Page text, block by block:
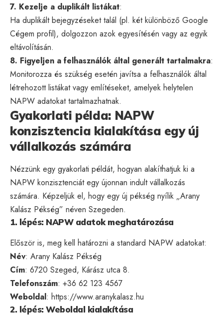
7. Kezelje a duplikált listákat:
Ha duplikált bejegyzéseket talál (pl. két különböző Google
Cégem profil), dolgozzon azok egyesítésén vagy az egyik
eltávolításán.
8. Figyeljen a felhasználók által generált tartalmakra:
Monitorozza és szükség esetén javítsa a felhasználók által
létrehozott listákat vagy említéseket, amelyek helytelen
NAPW adatokat tartalmazhatnak.
Gyakorlati példa: NAPW
konzisztencia kialakítása egy új
vállalkozás számára
Nézzünk egy gyakorlati példát, hogyan alakíthatjuk ki a
NAPW konzisztenciát egy újonnan indult vállalkozás
számára. Képzeljük el, hogy egy új pékség nyílik „Arany
Kalász Pékség” néven Szegeden.
1. lépés: NAPW adatok meghatározása
Először is, meg kell határozni a standard NAPW adatokat:
Név: Arany Kalász Pékség
Cím: 6720 Szeged, Kárász utca 8.
Telefonszám: +36 62 123 4567
Weboldal: https://www.aranykalasz.hu
2. lépés: Weboldal kialakítása